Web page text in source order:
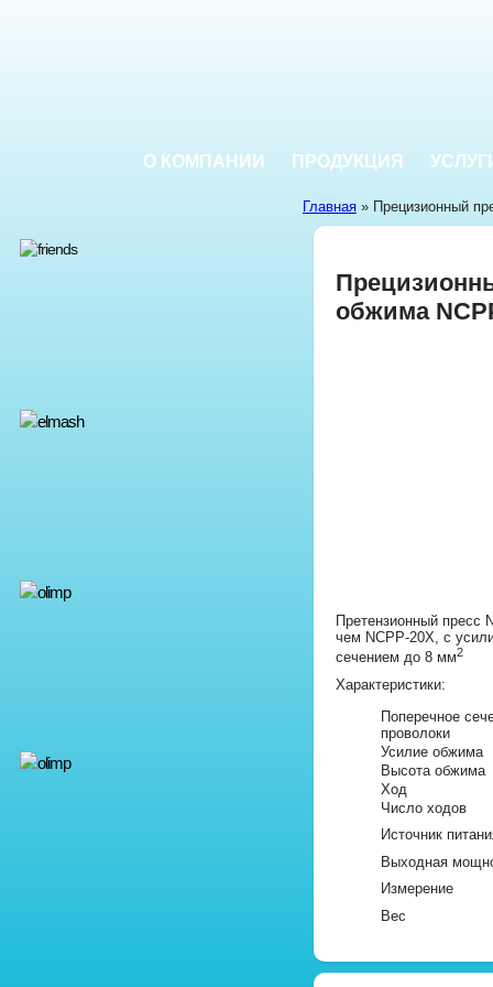
О КОМПАНИИ ПРОДУКЦИЯ
Главная » Прецизионный
обжима
Претензионный пресс
чем NCPP-20X, с
сечением до 8 мм2
Характеристики:
Поперечное
проволоки
Усилие обжима
Высота обжима
Ход
Число ходов
Источник
Выходная
Измерение
Вес